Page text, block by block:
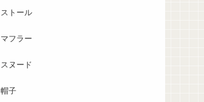
ストール
マフラー
スヌード
帽子